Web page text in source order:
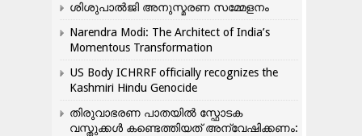
ശിശുപാൽജി അനുസ്മരണ സമ്മേളനം
Narendra Modi: The Architect of India’s
Momentous Transformation
US Body ICHRRF officially recognizes the
Kashmiri Hindu Genocide
തിരുവാഭരണ പാതയിൽ സ്ഫോടക
വസ്തുക്കൾ കണ്ടെത്തിയത് അന്വേഷിക്കണം: